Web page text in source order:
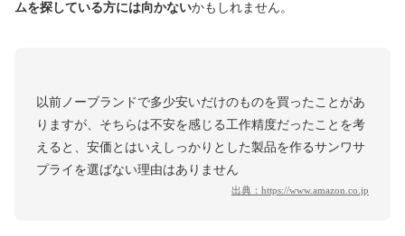
ムを探している方には向かないかもしれません。
以前ノーブランドで多少安いだけのものを買ったことがあ
りますが、そちらは不安を感じる工作精度だったことを考
えると、安価とはいえしっかりとした製品を作るサンワサ
プライを選ばない理由はありません
出典： https://www.amazon.co.jp